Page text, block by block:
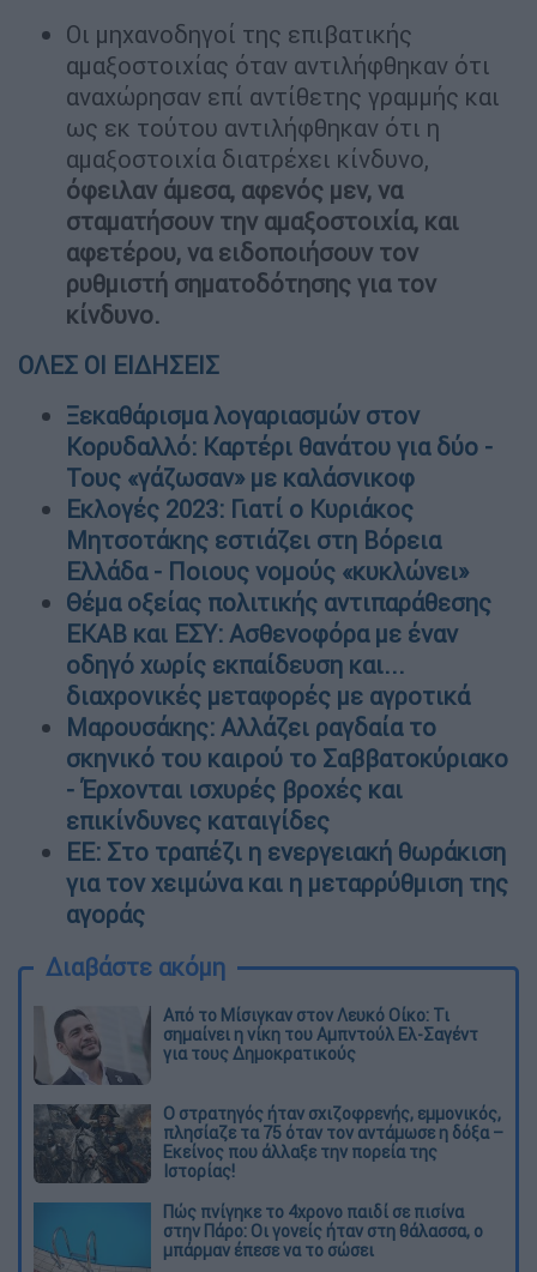
Οι μηχανοδηγοί της επιβατικής
αμαξοστοιχίας όταν αντιλήφθηκαν ότι
αναχώρησαν επί αντίθετης γραμμής και
ως εκ τούτου αντιλήφθηκαν ότι η
αμαξοστοιχία διατρέχει κίνδυνο,
όφειλαν άμεσα, αφενός μεν, να
σταματήσουν την αμαξοστοιχία, και
αφετέρου, να ειδοποιήσουν τον
ρυθμιστή σηματοδότησης για τον
κίνδυνο.
ΟΛΕΣ ΟΙ ΕΙΔΗΣΕΙΣ
Ξεκαθάρισμα λογαριασμών στον
Κορυδαλλό: Καρτέρι θανάτου για δύο -
Τους «γάζωσαν» με καλάσνικοφ
Εκλογές 2023: Γιατί ο Κυριάκος
Μητσοτάκης εστιάζει στη Βόρεια
Ελλάδα - Ποιους νομούς «κυκλώνει»
Θέμα οξείας πολιτικής αντιπαράθεσης
ΕΚΑΒ και ΕΣΥ: Ασθενοφόρα με έναν
οδηγό χωρίς εκπαίδευση και...
διαχρονικές μεταφορές με αγροτικά
Μαρουσάκης: Αλλάζει ραγδαία το
σκηνικό του καιρού το Σαββατοκύριακο
- Έρχονται ισχυρές βροχές και
επικίνδυνες καταιγίδες
ΕΕ: Στο τραπέζι η ενεργειακή θωράκιση
για τον χειμώνα και η μεταρρύθμιση της
αγοράς
Διαβάστε ακόμη
Από το Μίσιγκαν στον Λευκό Οίκο: Τι
σημαίνει η νίκη του Αμπντούλ Ελ-Σαγέντ
για τους Δημοκρατικούς
O στρατηγός ήταν σχιζοφρενής, εμμονικός,
πλησίαζε τα 75 όταν τον αντάμωσε η δόξα –
Εκείνος που άλλαξε την πορεία της
Ιστορίας!
Πώς πνίγηκε το 4χρονο παιδί σε πισίνα
στην Πάρο: Οι γονείς ήταν στη θάλασσα, ο
μπάρμαν έπεσε να το σώσει